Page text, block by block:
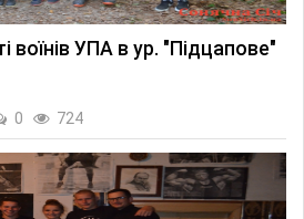
воїнів УПА в ур. "Підцапове"
0 724